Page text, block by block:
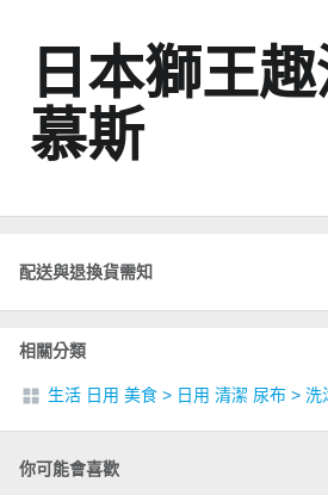
日本獅王
慕斯
配送與退換貨需知
相關分類
生活 日用 美食 > 日用 清潔 尿布 > 洗
你可能會喜歡